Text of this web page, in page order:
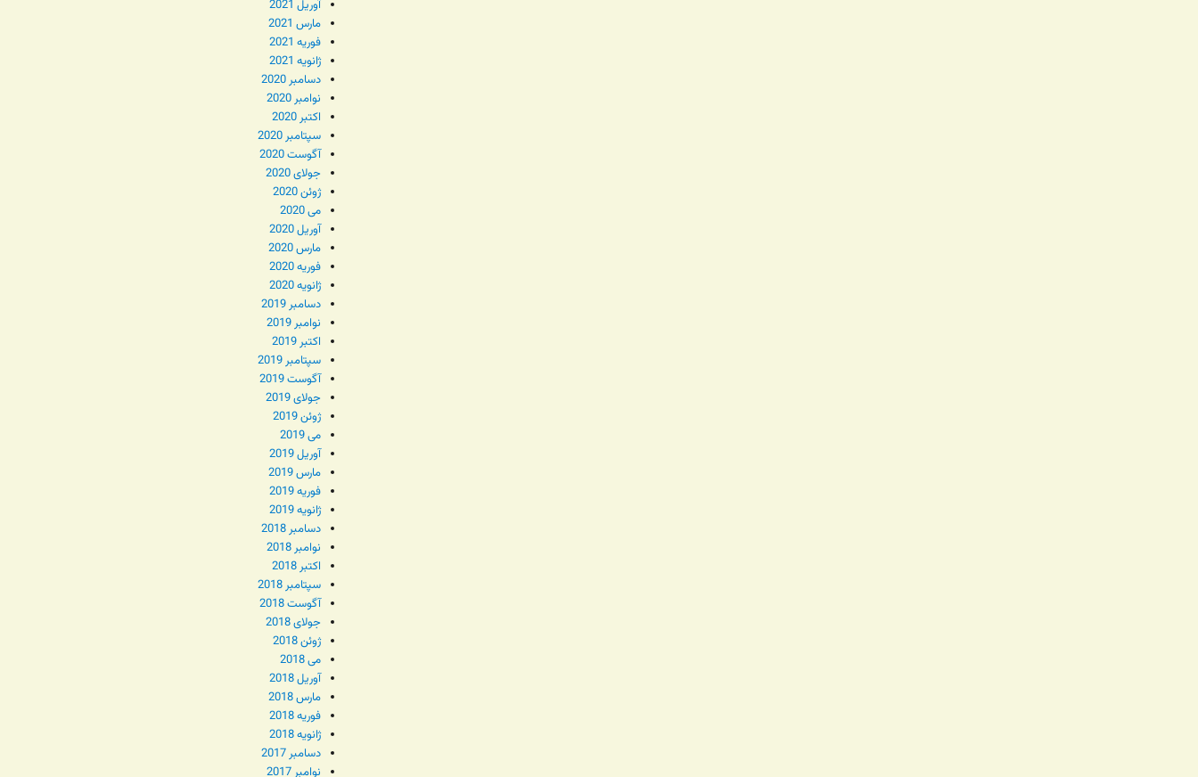
آوریل 2021
مارس 2021
فوریه 2021
ژانویه 2021
دسامبر 2020
نوامبر 2020
اکتبر 2020
سپتامبر 2020
آگوست 2020
جولای 2020
ژوئن 2020
می 2020
آوریل 2020
مارس 2020
فوریه 2020
ژانویه 2020
دسامبر 2019
نوامبر 2019
اکتبر 2019
سپتامبر 2019
آگوست 2019
جولای 2019
ژوئن 2019
می 2019
آوریل 2019
مارس 2019
فوریه 2019
ژانویه 2019
دسامبر 2018
نوامبر 2018
اکتبر 2018
سپتامبر 2018
آگوست 2018
جولای 2018
ژوئن 2018
می 2018
آوریل 2018
مارس 2018
فوریه 2018
ژانویه 2018
دسامبر 2017
نوامبر 2017